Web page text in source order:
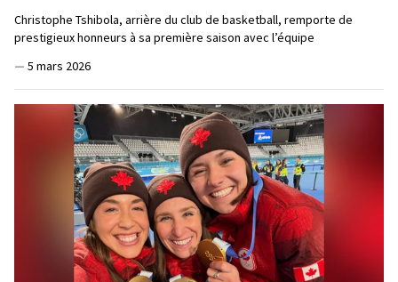
Christophe Tshibola, arrière du club de basketball, remporte de
prestigieux honneurs à sa première saison avec l’équipe
— 5 mars 2026